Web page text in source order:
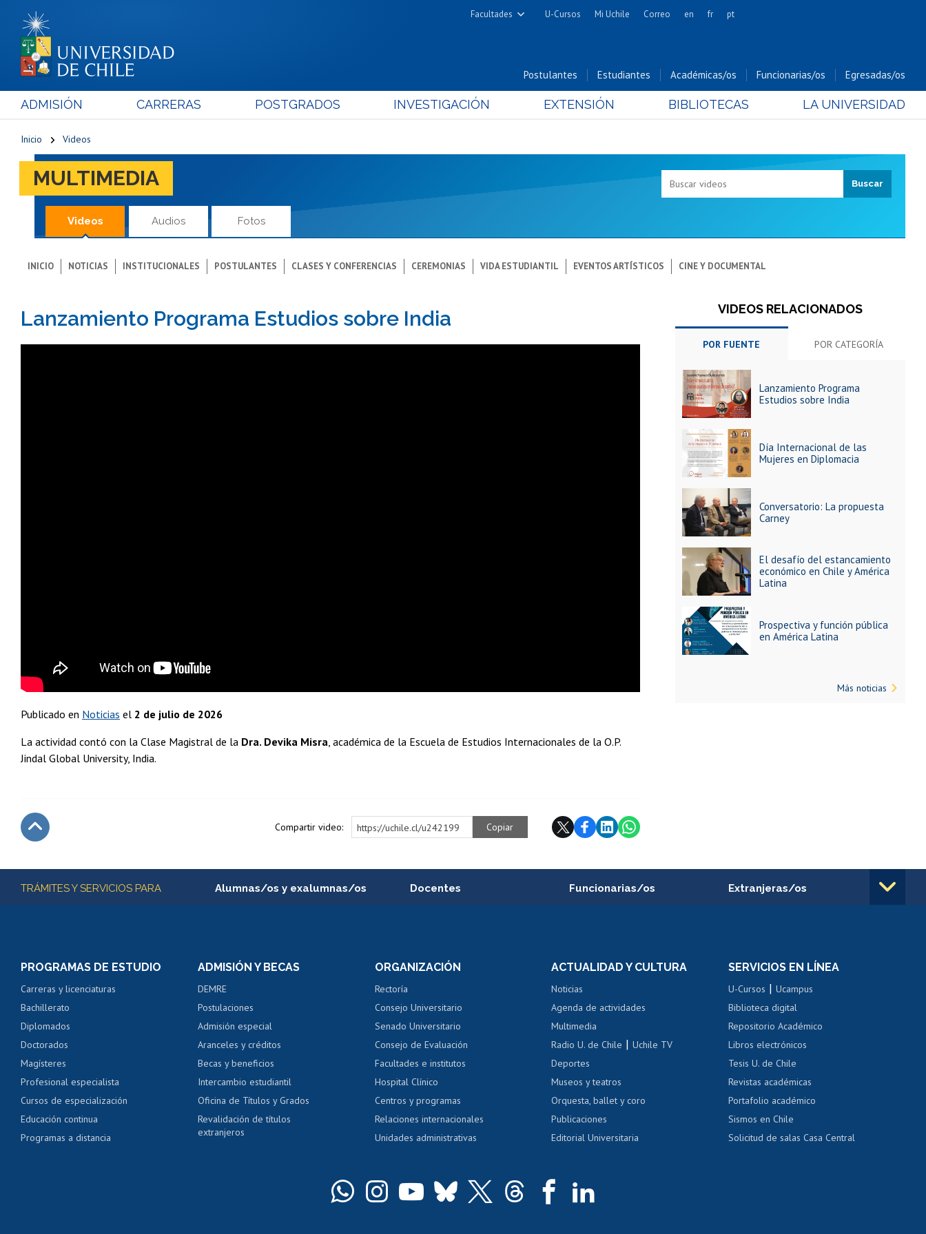
Facultades
Cs. Físicas y Matemáticas
Cs. Forestales y Conservación
Cs. Químicas y Farmacéuticas
Cs. Sociales
Gobierno
Nutrición y Tecnología de
Alimentos
Bachillerato
Hospital Clínico
U-Cursos Mi Uchile Correo en fr pt
Postulantes Estudiantes Académicas/os Funcionarias/os Egresadas/os
ADMISIÓN CARRERAS POSTGRADOS INVESTIGACIÓN EXTENSIÓN BIBLIOTECAS LA UNIVERSIDAD
Inicio Videos
MULTIMEDIA
Videos Audios Fotos
INICIO NOTICIAS INSTITUCIONALES POSTULANTES CLASES Y CONFERENCIAS CEREMONIAS VIDA ESTUDIANTIL EVENTOS ARTÍSTICOS CINE Y DOCUMENTAL
Lanzamiento Programa Estudios sobre India
Publicado en Noticias el 2 de julio de 2026
La actividad contó con la Clase Magistral de la Dra. Devika Misra, académica de la Escuela de Estudios Internacionales de la O.P.
Jindal Global University, India.
Compartir video: https://uchile.cl/u242199 Copiar
VIDEOS RELACIONADOS
POR FUENTE POR CATEGORÍA
Lanzamiento Programa
Estudios sobre India
Día Internacional de las
Mujeres en Diplomacia
Conversatorio: La propuesta
Carney
El desafío del estancamiento
económico en Chile y América
Latina
Prospectiva y función pública
en América Latina
Más noticias
Más información
TRÁMITES Y SERVICIOS PARA Alumnas/os y exalumnas/os
Servicio médico y dental
Pago de arancel y crédito alumnos
Pago de arancel y crédito exalumnos
Certificado de títulos y grados
Docentes
Perfeccionamiento
Evaluación docente
Calificación académica
Postulación al AUCAI
Funcionarias/os
Portal de movilidad interna
Certificado de renta
Certificado de renta
Extranjeras/os
Cursos de español
Mi Uchile Ayuda tecnológica Tarjeta TUI Acoso laboral, sexual y violencia Denuncias administrativas
PROGRAMAS DE ESTUDIO
Carreras y licenciaturas
Bachillerato
Diplomados
Doctorados
Magísteres
Profesional especialista
Cursos de especialización
Educación continua
Programas a distancia
ADMISIÓN Y BECAS
DEMRE
Postulaciones
Admisión especial
Aranceles y créditos
Becas y beneficios
Intercambio estudiantil
Oficina de Títulos y Grados
Revalidación de títulos
extranjeros
ORGANIZACIÓN
Rectoría
Consejo Universitario
Senado Universitario
Consejo de Evaluación
Facultades e institutos
Hospital Clínico
Centros y programas
Relaciones internacionales
Unidades administrativas
ACTUALIDAD Y CULTURA
Noticias
Agenda de actividades
Multimedia
Radio U. de Chile |Uchile TV
Deportes
Museos y teatros
Orquesta, ballet y coro
Publicaciones
Editorial Universitaria
SERVICIOS EN LÍNEA
U-Cursos |Ucampus
Biblioteca digital
Repositorio Académico
Libros electrónicos
Tesis U. de Chile
Revistas académicas
Portafolio académico
Sismos en Chile
Solicitud de salas Casa Central